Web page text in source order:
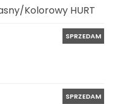
Kolorowy HURT
SPRZEDAM
SPRZEDAM